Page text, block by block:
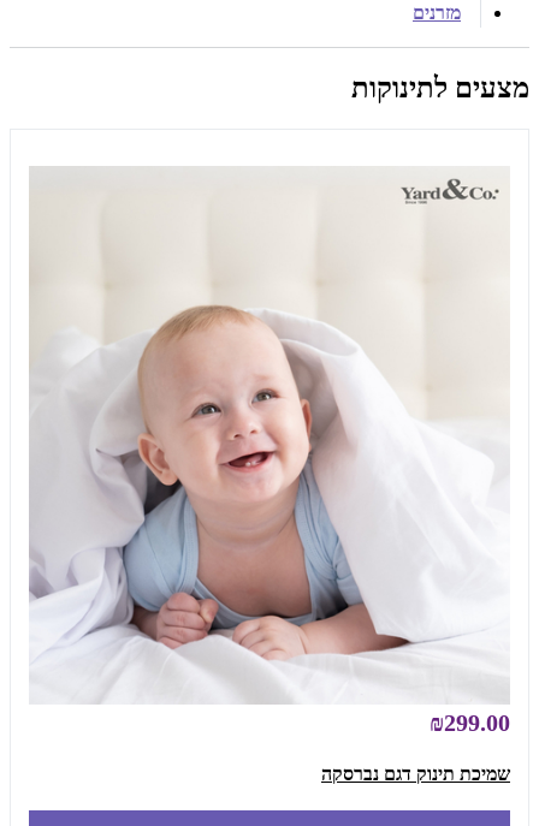
מזרנים
מצעים לתינוקות
₪299.00
שמיכת תינוק דגם נברסקה